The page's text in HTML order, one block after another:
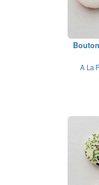
A La